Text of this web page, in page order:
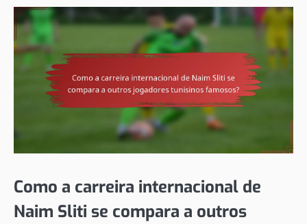
Como a carreira internacional de
Naim Sliti se compara a outros